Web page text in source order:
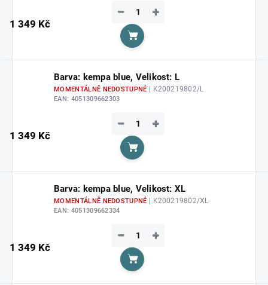
1 349 Kč
+
−
Do košíku
Barva: kempa blue, Velikost: L
MOMENTÁLNĚ NEDOSTUPNÉ | K200219802/L
EAN: 4051309662303
1 349 Kč
+
−
Do košíku
Barva: kempa blue, Velikost: XL
MOMENTÁLNĚ NEDOSTUPNÉ | K200219802/XL
EAN: 4051309662334
1 349 Kč
+
−
Do košíku